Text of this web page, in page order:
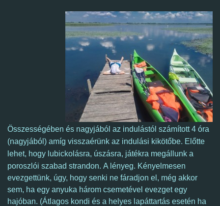
Összességében és nagyjából az indulástól számított 4 óra
(nagyjából) amíg visszaérünk az indulási kikötőbe. Előtte
lehet, hogy lubickolásra, úszásra, játékra megállunk a
poroszlói szabad strandon. A lényeg. Kényelmesen
evezgettünk, úgy, hogy senki ne fáradjon el, még akkor
sem, ha egy anyuka három csemetével evezget egy
hajóban. (Átlagos kondi és a helyes lapáttartás esetén ha